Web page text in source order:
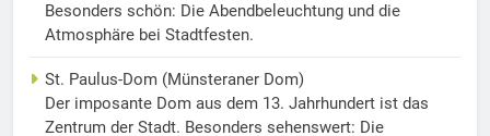
Besonders schön: Die Abendbeleuchtung und die
Atmosphäre bei Stadtfesten.
St. Paulus-Dom (Münsteraner Dom)
Der imposante Dom aus dem 13. Jahrhundert ist das
Zentrum der Stadt. Besonders sehenswert: Die